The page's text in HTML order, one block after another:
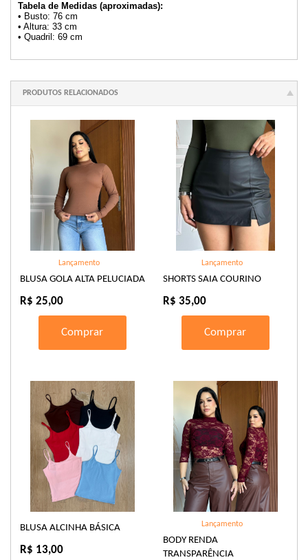
Tabela de Medidas (aproximadas):
• Busto: 76 cm
• Altura: 33 cm
• Quadril: 69 cm
PRODUTOS RELACIONADOS
Lançamento
BLUSA GOLA ALTA PELUCIADA
R$ 25,00
Comprar
Lançamento
SHORTS SAIA COURINO
R$ 35,00
Comprar
BLUSA ALCINHA BÁSICA
R$ 13,00
Lançamento
BODY RENDA
TRANSPARÊNCIA